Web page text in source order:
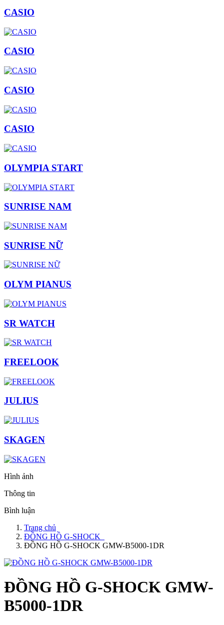
CASIO
CASIO
CASIO
CASIO
OLYMPIA START
SUNRISE NAM
SUNRISE NỮ
OLYM PIANUS
SR WATCH
FREELOOK
JULIUS
SKAGEN
Hình ảnh
Thông tin
Bình luận
Trang chủ
ĐỒNG HỒ G-SHOCK
ĐỒNG HỒ G-SHOCK GMW-B5000-1DR
ĐỒNG HỒ G-SHOCK GMW-
B5000-1DR